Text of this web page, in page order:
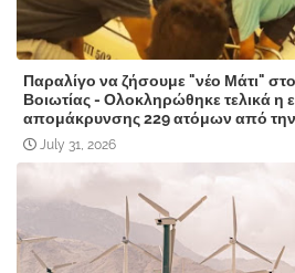
Παραλίγο να ζήσουμε "νέο Μάτι"
Βοιωτίας - Ολοκληρώθηκε τελικά η
απομάκρυνσης 229 ατόμων από
July 31, 2026